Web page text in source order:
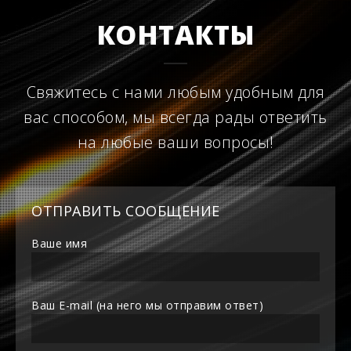
КОНТАКТЫ
Свяжитесь с нами любым удобным для
вас способом, мы всегда рады ответить
на любые ваши вопросы!
ОТПРАВИТЬ СООБЩЕНИЕ
Ваше имя
Ваш E-mail (на него мы отправим ответ)